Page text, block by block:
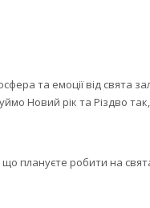
та емоції від свята
Новий рік та Різдво
що плануєте робити на